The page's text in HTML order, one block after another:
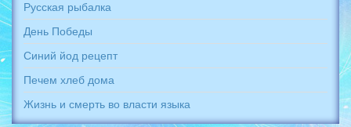
Русская рыбалка
День Победы
Синий йод рецепт
Печем хлеб дома
Жизнь и смерть во власти языка